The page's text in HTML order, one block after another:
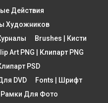
Действия
Художников
Brushes | Кисти
Art PNG | Клипарт PNG
PSD
DVD
Fonts | Шрифт
Рамки Для Фото